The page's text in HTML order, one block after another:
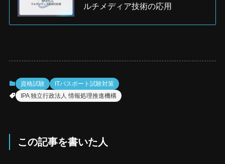
ルチメディア技術の応用
資格試験
ITパスポート試験対策
IPA 独立行政法人 情報処理推進機構
この記事を書いた人